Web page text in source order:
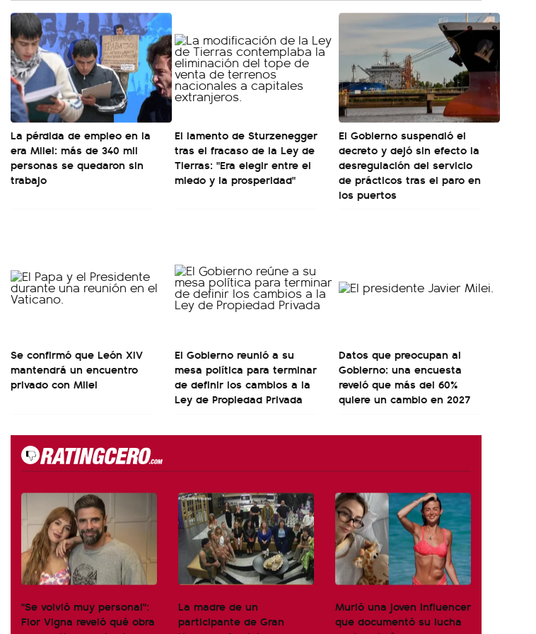
La pérdida de empleo en la
era Milei: más de 340 mil
personas se quedaron sin
trabajo
El lamento de Sturzenegger
tras el fracaso de la Ley de
Tierras: "Era elegir entre el
miedo y la prosperidad"
El Gobierno suspendió el
decreto y dejó sin efecto la
desregulación del servicio
de prácticos tras el paro en
los puertos
Se confirmó que León XIV
mantendrá un encuentro
privado con Milei
El Gobierno reunió a su
mesa política para terminar
de definir los cambios a la
Ley de Propiedad Privada
Datos que preocupan al
Gobierno: una encuesta
reveló que más del 60%
quiere un cambio en 2027
"Se volvió muy personal":
Flor Vigna reveló qué obra
La madre de un
participante de Gran
Murió una joven influencer
que documentó su lucha